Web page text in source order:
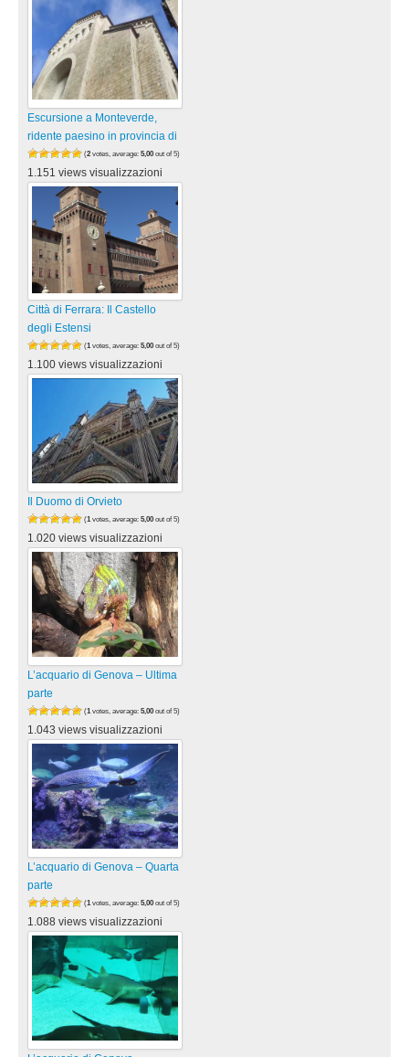
Escursione a Monteverde,
ridente paesino in provincia di
(2 votes, average: 5,00 out of 5)
1.151 views visualizzazioni
Città di Ferrara: Il Castello
degli Estensi
(1 votes, average: 5,00 out of 5)
1.100 views visualizzazioni
Il Duomo di Orvieto
(1 votes, average: 5,00 out of 5)
1.020 views visualizzazioni
L’acquario di Genova – Ultima
parte
(1 votes, average: 5,00 out of 5)
1.043 views visualizzazioni
L’acquario di Genova – Quarta
parte
(1 votes, average: 5,00 out of 5)
1.088 views visualizzazioni